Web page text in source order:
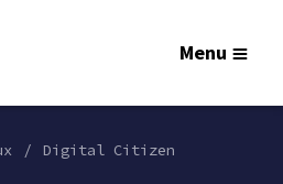
Menu
Digital Citizen